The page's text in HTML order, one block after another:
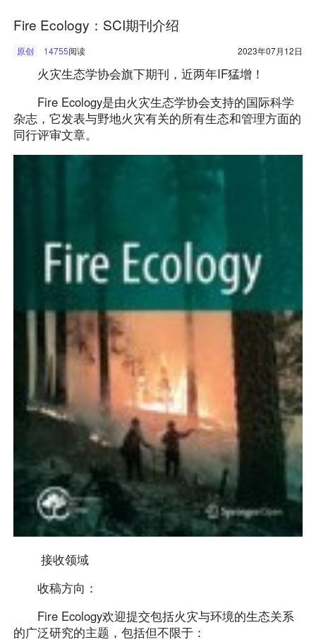
Fire Ecology：SCI期刊介绍
原创 14755阅读 2023年07月12日
火灾生态学协会旗下期刊，近两年IF猛增！
Fire Ecology是由火灾生态学协会支持的国际科学
杂志，它发表与野地火灾有关的所有生态和管理方面的
同行评审文章。
接收领域
收稿方向：
Fire Ecology欢迎提交包括火灾与环境的生态关系
的广泛研究的主题，包括但不限于：